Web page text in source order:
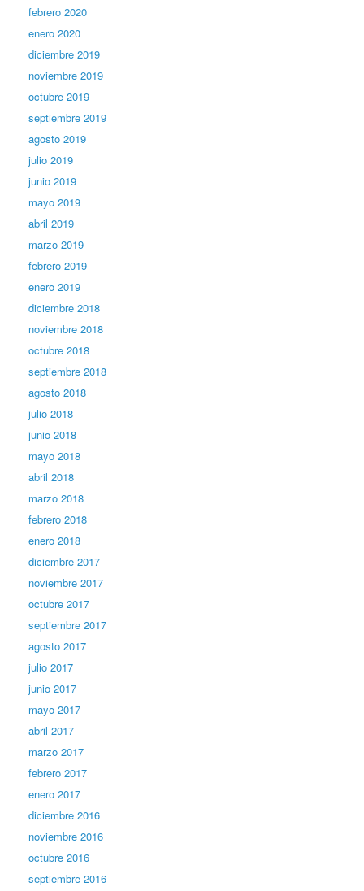
febrero 2020
enero 2020
diciembre 2019
noviembre 2019
octubre 2019
septiembre 2019
agosto 2019
julio 2019
junio 2019
mayo 2019
abril 2019
marzo 2019
febrero 2019
enero 2019
diciembre 2018
noviembre 2018
octubre 2018
septiembre 2018
agosto 2018
julio 2018
junio 2018
mayo 2018
abril 2018
marzo 2018
febrero 2018
enero 2018
diciembre 2017
noviembre 2017
octubre 2017
septiembre 2017
agosto 2017
julio 2017
junio 2017
mayo 2017
abril 2017
marzo 2017
febrero 2017
enero 2017
diciembre 2016
noviembre 2016
octubre 2016
septiembre 2016